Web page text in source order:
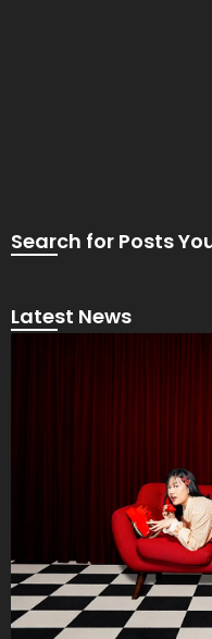
Search for Posts
Latest News